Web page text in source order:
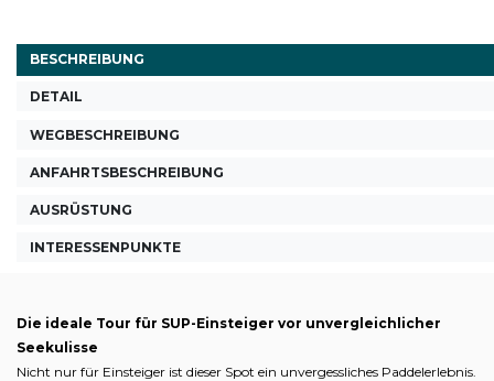
BESCHREIBUNG
DETAIL
WEGBESCHREIBUNG
ANFAHRTSBESCHREIBUNG
AUSRÜSTUNG
INTERESSENPUNKTE
Die ideale Tour für SUP-Einsteiger vor unvergleichlicher
Seekulisse
Nicht nur für Einsteiger ist dieser Spot ein unvergessliches Paddelerlebnis.